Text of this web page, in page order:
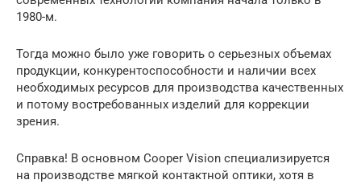
1980-м.
Тогда можно было уже говорить о серьезных объемах
продукции, конкурентоспособности и наличии всех
необходимых ресурсов для производства качественных
и потому востребованных изделий для коррекции
зрения.
Справка! В основном Cooper Vision специализируется
на производстве мягкой контактной оптики, хотя в